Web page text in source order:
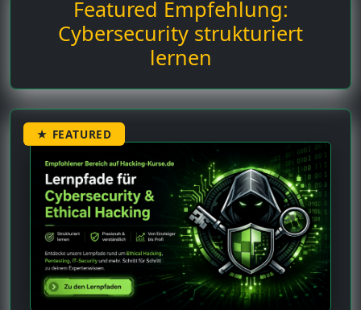
Featured Empfehlung:
Cybersecurity strukturiert
lernen
★ FEATURED